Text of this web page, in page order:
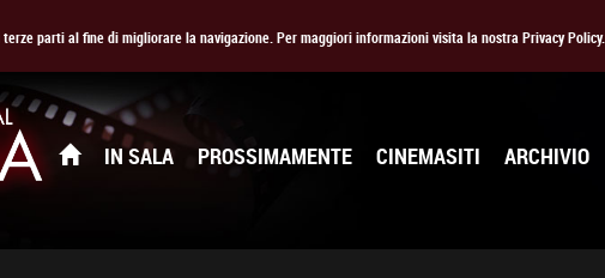
parti al fine di migliorare la navigazione. Per maggiori informazioni visita la nostra Privacy Policy.
IN SALA PROSSIMAMENTE CINEMASITI ARCHIVIO